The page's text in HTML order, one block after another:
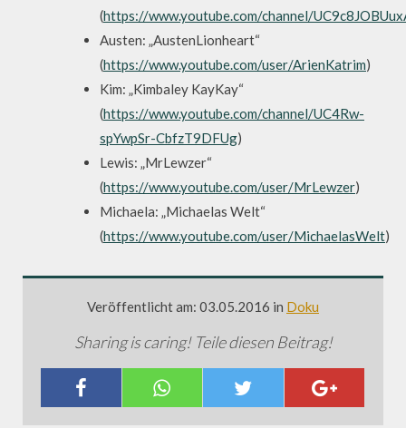
(https://www.youtube.com/channel/
Austen: „AustenLionheart“
(https://www.youtube.com/user/ArienKatrim)
Kim: „Kimbaley KayKay“
(https://www.youtube.com/channel/UC4Rw-
spYwpSr-CbfzT9DFUg)
Lewis: „MrLewzer“
(https://www.youtube.com/user/MrLewzer)
Michaela: „Michaelas Welt“
(https://www.youtube.com/user/MichaelasWelt)
Veröffentlicht am: 03.05.2016 in Doku
Sharing is caring! Teile diesen Beitrag!